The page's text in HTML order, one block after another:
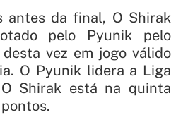
antes da final, O Shirak
pelo Pyunik pelo
vez em jogo válido
O Pyunik lidera a Liga
Shirak está na quinta